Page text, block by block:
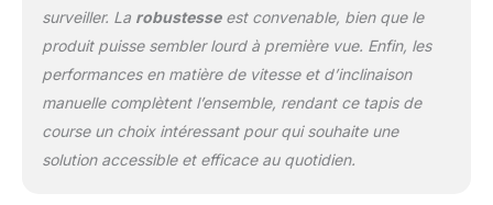
surveiller. La robustesseest convenable, bien que le
produit puisse sembler lourd à première vue. Enfin, les
performances en matière de vitesse et d’inclinaison
manuelle complètent l’ensemble, rendant ce tapis de
course un choix intéressant pour qui souhaite une
solution accessible et efficace au quotidien.